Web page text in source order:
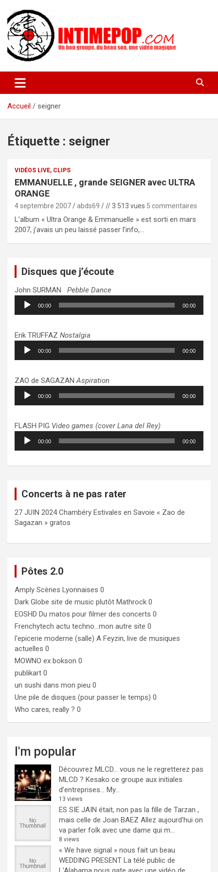
contenu
intimepop.com
actuelles pop rock, post-rock, indé sur Lyon. rock pop concert
lyon
Accueil
seigner
Étiquette : seigner
VIDÉOS LIVE, CLIPS
EMMANUELLE , grande SEIGNER avec ULTRA
ORANGE
4 septembre 2007 abds69 // 3 513 vues 5 commentaires
L’album « Ultra Orange & Emmanuelle » est sorti en mars
2007, j’avais un peu laissé passer l’info,…
Disques que j’écoute
John SURMAN Pebble Dance
Lecteur
audio
00:00 00:00
Erik TRUFFAZ Nostalgia
Lecteur
audio
00:00 00:00
ZAO de SAGAZANAspiration
Lecteur
audio
00:00 00:00
FLASH PIG Video games (cover Lana del Rey)
Lecteur
audio
00:00 00:00
Concerts à ne pas rater
27 JUIN 2024 Chambéry Estivales en Savoie « Zao de
Sagazan » gratos
Pôtes 2.0
Amply Scènes Lyonnaises 0
Dark Globe site de music plutôt Mathrock 0
EOSHD Du matos pour filmer des concerts 0
Frenchytech actu techno…mon autre site 0
l'epicerie moderne (salle) A Feyzin, live de musiques
actuelles 0
MOWNO ex bokson 0
publikart 0
un sushi dans mon pieu 0
Une pile de disques (pour passer le temps) 0
Who cares, really ? 0
I'm popular
Découvrez MLCD… vous ne le regretterez pas
MLCD ? Kesako ce groupe aux initiales
d’entreprises… My...
13 views
ES SIE JAIN était, non pas la fille de Tarzan ,
mais celle de Joan BAEZ Allez aujourd'hui on
va parler folk avec une dame qui m...
8 views
« We have signal » nous fait un beau
WEDDING PRESENT La télé public de